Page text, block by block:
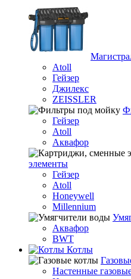
Atoll
Гейзер
Джилекс
ZEISSLER
Гейзер
Atoll
Аквафор
элементы
Гейзер
Atoll
Honeywell
Millennium
Аквафор
BWT
Котлы
Настенные